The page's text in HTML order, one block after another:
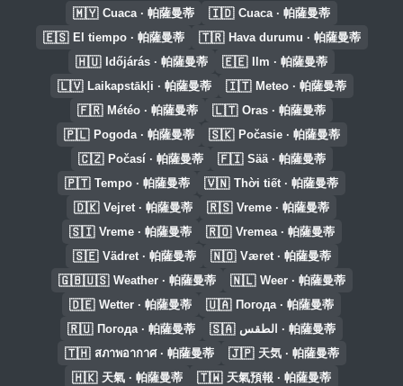
🇲🇾 Cuaca · 帕薩曼蒂 🇮🇩 Cuaca · 帕薩曼蒂
🇪🇸 El tiempo · 帕薩曼蒂 🇹🇷 Hava durumu · 帕薩曼蒂
🇭🇺 Időjárás · 帕薩曼蒂 🇪🇪 Ilm · 帕薩曼蒂
🇱🇻 Laikapstākļi · 帕薩曼蒂 🇮🇹 Meteo · 帕薩曼蒂
🇫🇷 Météo · 帕薩曼蒂 🇱🇹 Oras · 帕薩曼蒂
🇵🇱 Pogoda · 帕薩曼蒂 🇸🇰 Počasie · 帕薩曼蒂
🇨🇿 Počasí · 帕薩曼蒂 🇫🇮 Sää · 帕薩曼蒂
🇵🇹 Tempo · 帕薩曼蒂 🇻🇳 Thời tiết · 帕薩曼蒂
🇩🇰 Vejret · 帕薩曼蒂 🇷🇸 Vreme · 帕薩曼蒂
🇸🇮 Vreme · 帕薩曼蒂 🇷🇴 Vremea · 帕薩曼蒂
🇸🇪 Vädret · 帕薩曼蒂 🇳🇴 Været · 帕薩曼蒂
🇬🇧🇺🇸 Weather · 帕薩曼蒂 🇳🇱 Weer · 帕薩曼蒂
🇩🇪 Wetter · 帕薩曼蒂 🇺🇦 Погода · 帕薩曼蒂
🇷🇺 Погода · 帕薩曼蒂 🇸🇦 الطقس · 帕薩曼蒂
🇹🇭 สภาพอากาศ · 帕薩曼蒂 🇯🇵 天気 · 帕薩曼蒂
🇭🇰 天氣 · 帕薩曼蒂 🇹🇼 天氣預報 · 帕薩曼蒂